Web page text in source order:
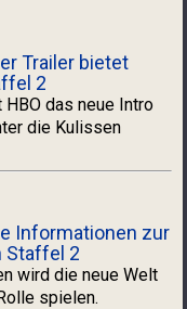
Trailer bietet
2
HBO das neue Intro
die Kulissen
Informationen zur
Staffel 2
wird die neue Welt
spielen.